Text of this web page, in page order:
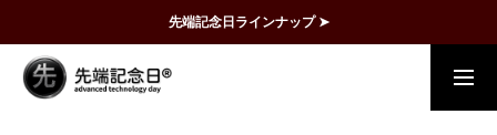
先端記念日ラインナップ ➤